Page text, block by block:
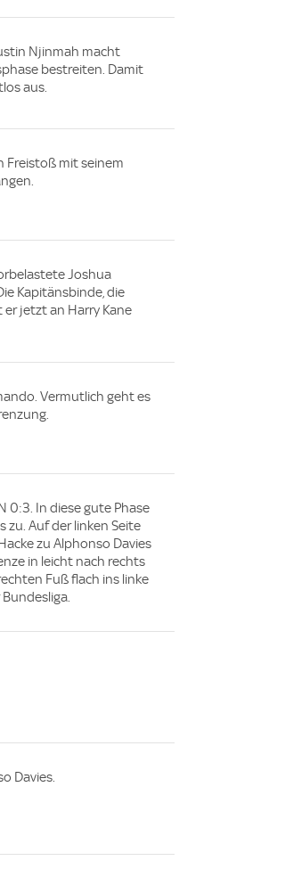
Njinmah macht
bestreiten. Damit
aus.
Freistoß mit seinem
Joshua
Kapitänsbinde, die
jetzt an Harry Kane
Vermutlich geht es
0:3. In diese gute Phase
zu. Auf der linken Seite
zu Alphonso Davies
in leicht nach rechts
Fuß flach ins linke
Davies.